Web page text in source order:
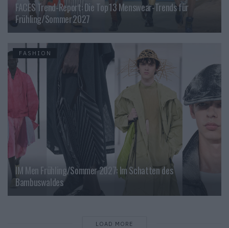
FACES Trend-Report: Die Top 13 Menswear-Trends für
Frühling/Sommer 2027
FASHION
IM Men Frühling/Sommer 2027: Im Schatten des
Bambuswaldes
LOAD MORE